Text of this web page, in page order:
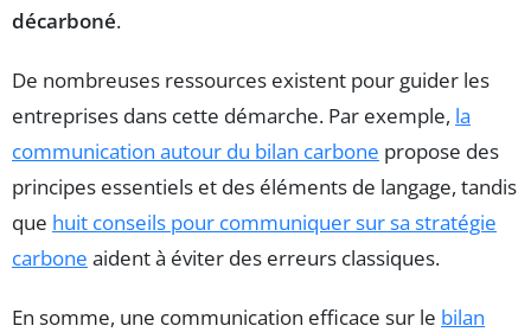
décarboné.
De nombreuses ressources existent pour guider les
entreprises dans cette démarche. Par exemple, la
communication autour du bilan carbone propose des
principes essentiels et des éléments de langage, tandis
que huit conseils pour communiquer sur sa stratégie
carbone aident à éviter des erreurs classiques.
En somme, une communication efficace sur le bilan